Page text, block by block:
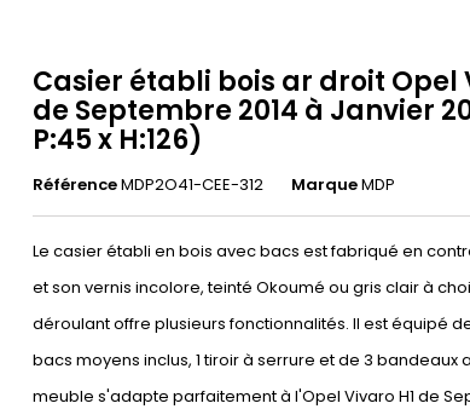
Casier établi bois ar droit Opel
de Septembre 2014 à Janvier
P:45 x H:126)
RéférenceMDP2O41-CEE-312 MarqueMDP
Le casier établi en bois avec bacs est fabriqué en
et son vernis incolore, teinté Okoumé ou gris clair à
déroulant offre plusieurs fonctionnalités. Il est équipé
bacs moyens inclus, 1 tiroir à serrure et de 3 bandeaux
meuble s'adapte parfaitement à l'Opel Vivaro H1 de